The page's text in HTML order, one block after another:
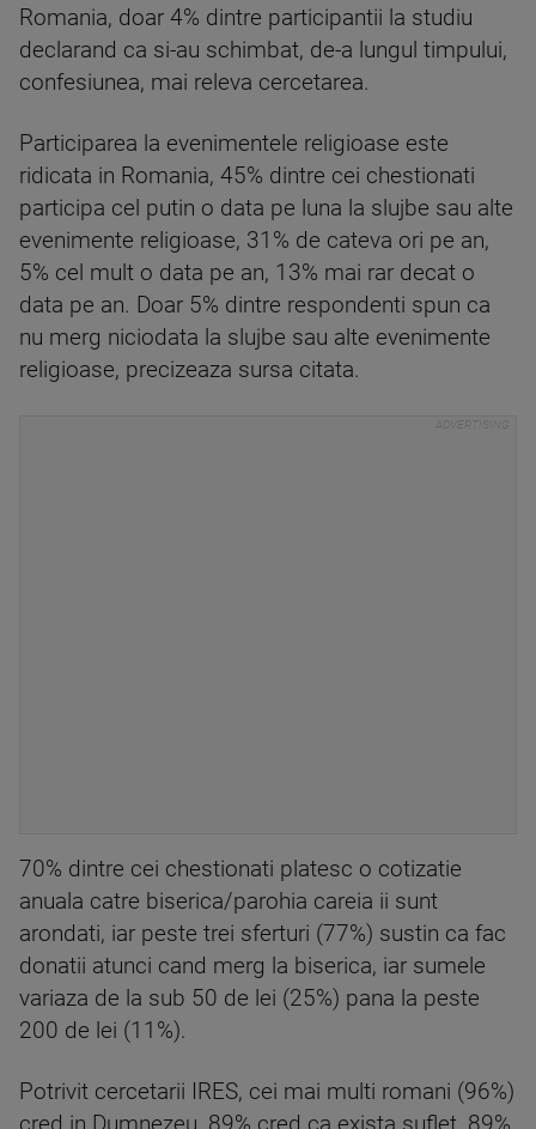
Romania, doar 4% dintre participantii la studiu
declarand ca si-au schimbat, de-a lungul timpului,
confesiunea, mai releva cercetarea.
Participarea la evenimentele religioase este
ridicata in Romania, 45% dintre cei chestionati
participa cel putin o data pe luna la slujbe sau alte
evenimente religioase, 31% de cateva ori pe an,
5% cel mult o data pe an, 13% mai rar decat o
data pe an. Doar 5% dintre respondenti spun ca
nu merg niciodata la slujbe sau alte evenimente
religioase, precizeaza sursa citata.
70% dintre cei chestionati platesc o cotizatie
anuala catre biserica/parohia careia ii sunt
arondati, iar peste trei sferturi (77%) sustin ca fac
donatii atunci cand merg la biserica, iar sumele
variaza de la sub 50 de lei (25%) pana la peste
200 de lei (11%).
Potrivit cercetarii IRES, cei mai multi romani (96%)